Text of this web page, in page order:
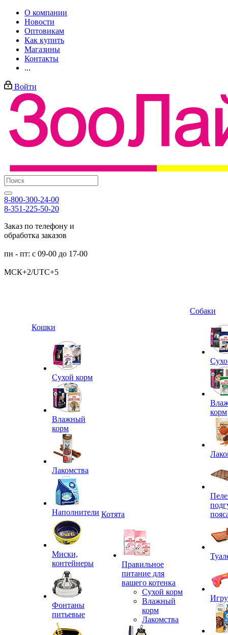
О компании
Новости
Оптовикам
Как купить
Магазины
Контакты
...
Войти
8-800-300-24-00
8-351-225-50-20
Заказ по телефону и
обработка заказов
пн - пт: с 09-00 до 17-00
МСК+2/UTC+5
Кошки
Сухой корм
Влажный
корм
Лакомства
Наполнители
Миски,
контейнеры
Фонтаны
питьевые
Котята
Правильное
питание для
вашего котенка
Сухой корм
Влажный
корм
Лакомства
Собаки
корм